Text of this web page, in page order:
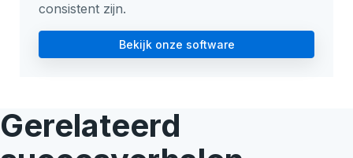
consistent zijn.
Bekijk onze software
Gerelateerd